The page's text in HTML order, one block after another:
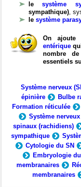
lesystème
sympathique),
le système
On ajoute
entérique
nombre
essentiels
Système nerveux
épinière
Bulbe
Formation réticulée
Système
spinaux (rachidiens)
sympathique
Cytologie du SN
Embryologie du
membranaires
membranaires